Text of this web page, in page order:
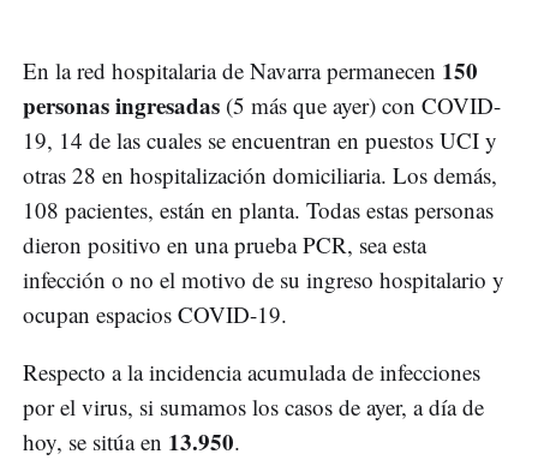
En la red hospitalaria de Navarra permanecen 150
personas ingresadas (5 más que ayer) con COVID-
19, 14 de las cuales se encuentran en puestos UCI y
otras 28 en hospitalización domiciliaria. Los demás,
108 pacientes, están en planta. Todas estas personas
dieron positivo en una prueba PCR, sea esta
infección o no el motivo de su ingreso hospitalario y
ocupan espacios COVID-19.
Respecto a la incidencia acumulada de infecciones
por el virus, si sumamos los casos de ayer, a día de
hoy, se sitúa en 13.950.